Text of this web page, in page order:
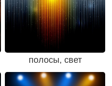
полосы, свет